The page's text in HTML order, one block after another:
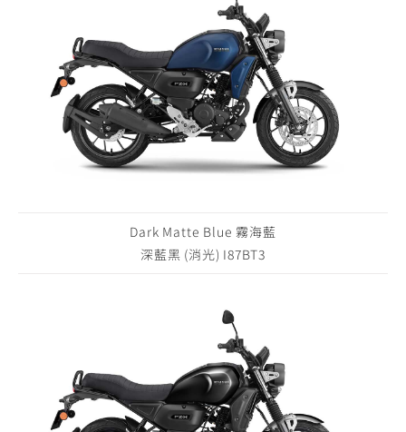
Dark Matte Blue 霧海藍
深藍黑 (消光) I87BT3